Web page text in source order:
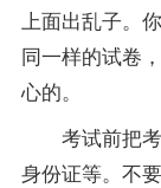
上面出乱子。
同一样的试卷
心的。
考试前把考
身份证等。不